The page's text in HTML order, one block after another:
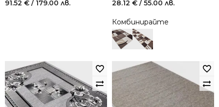
91.52 € / 179.00 лв. 28.12 € / 55.00 лв.
Комбинирайте